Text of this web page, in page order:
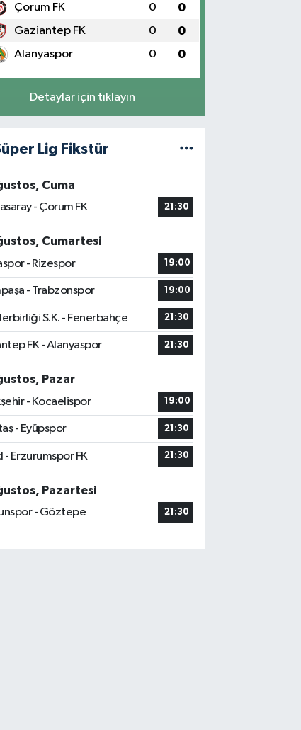
Çorum FK 0 0
Gaziantep FK 0 0
Alanyaspor 0 0
Detaylar için tıklayın
Lig Fikstür
Cuma
- Çorum FK
21:30
Cumartesi
- Rizespor
19:00
- Trabzonspor 19:00
S.K. - Fenerbahçe 21:30
FK - Alanyaspor 21:30
Pazar
- Kocaelispor
19:00
- Eyüpspor 21:30
- Erzurumspor FK 21:30
Pazartesi
- Göztepe
21:30